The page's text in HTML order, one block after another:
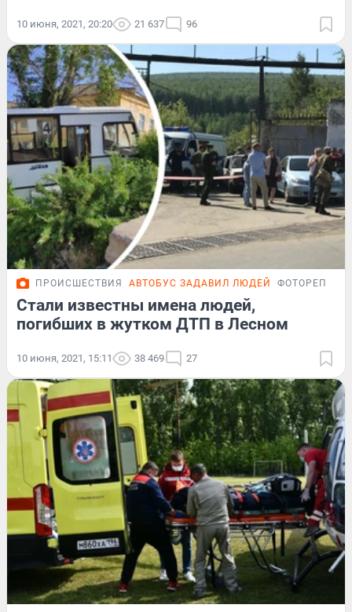
10 июня, 2021, 20:20 21 637 96
ПРОИСШЕСТВИЯ АВТОБУС ЗАДАВИЛ ЛЮДЕЙ
Стали известны имена людей,
погибших в жутком ДТП в Лесном
10 июня, 2021, 15:11 38 469 27